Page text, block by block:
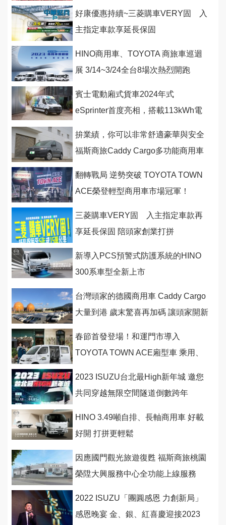
好康優惠持續~三菱購車VERY固 入
主指定車款享延長保固
HINO商用車、TOYOTA 商旅車巡迴
展 3/14~3/24全台8場次熱烈開跑
賓士電動廂式貨車2024年式
eSprinter首度亮相，搭載113kWh電
拚業績，你可以非常舒適豪華與安全
福斯商旅Caddy Cargo多功能商用車
翻轉戰局 逆勢突破 TOYOTA TOWN
ACE榮登輕型商用車市場冠軍！
三菱購車VERY固 入主指定車款再
享延長保固 陪頭家創業打拼
新導入PCS預警式防護系統的HINO
300系車型全新上市
台灣頭家的德國商用車 Caddy Cargo
大量到港 歲末驚喜再加碼 讓頭家開新
春節首發登場！和運門市導入
TOYOTA TOWN ACE廂型車 乘用、
2023 ISUZU台北最High新年城 邀您
共同穿越無限空間隧道倒數跨年
HINO 3.49噸自排、長軸商用車 好載
好開 打拼更輕鬆
因應國門觀光旅遊復甦 福斯商旅桃園
榮陞大興服務中心全功能上線服務
2022 ISUZU「團圓感恩 力創新局」
感恩晚宴 金、銀、紅喜慶迎接2023